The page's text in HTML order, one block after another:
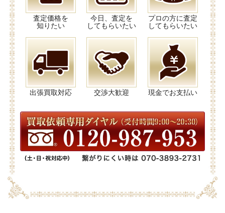
査定価格を
知りたい
今日、査定を
してもらいたい
プロの方に査定
してもらいたい
出張買取対応 交渉大歓迎 現金でお支払い